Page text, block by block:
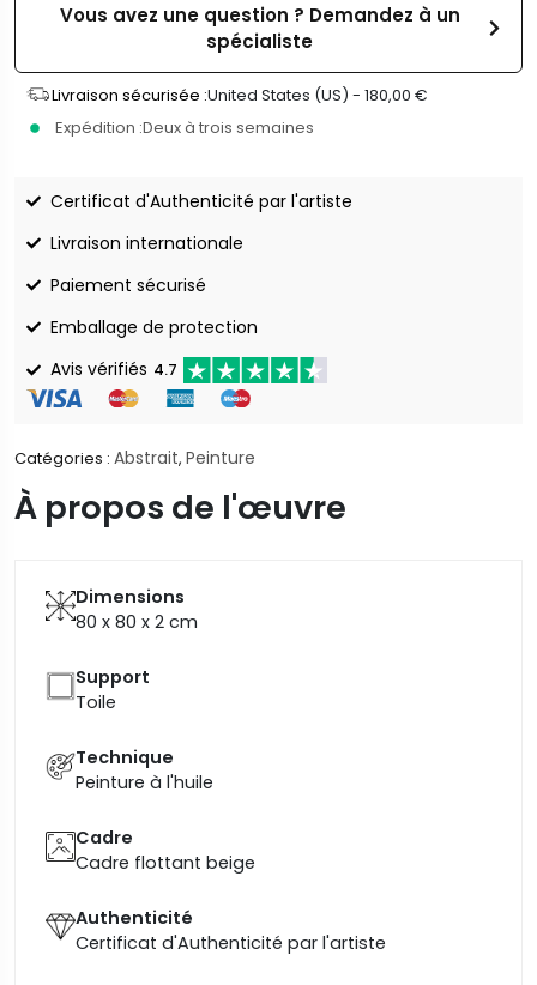
Vous avez une question ? Demandez à un
spécialiste
Livraison sécurisée :United States (US) - 180,00 €
Expédition :Deux à trois semaines
Certificat d'Authenticité par l'artiste
Livraison internationale
Paiement sécurisé
Emballage de protection
Avis vérifiés 4.7
Catégories : Abstrait, Peinture
À propos de l'œuvre
Dimensions
80 x 80 x 2 cm
Support
Toile
Technique
Peinture à l'huile
Cadre
Cadre flottant beige
Authenticité
Certificat d'Authenticité par l'artiste